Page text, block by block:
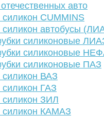
авто
силикон CUMMINS
силикон автобусы
силиконовые
силиконовые
силиконовые ПАЗ
силикон ВАЗ
силикон ГАЗ
силикон ЗИЛ
силикон КАМАЗ